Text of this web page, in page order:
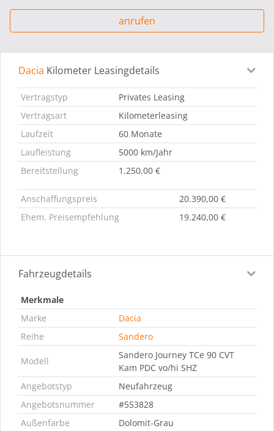
anrufen
Leasingdetails Fahrzeugdetails
Dacia Kilometer Leasingdetails
Vertragstyp
Privates Leasing
Vertragsart
Kilometerleasing
Laufzeit
60 Monate
Laufleistung
5000 km/Jahr
Bereitstellung
1.250,00 €
Anschaffungspreis
20.390,00 €
Ehem. Preisempfehlung
19.240,00 €
Fahrzeugdetails
Merkmale
Marke
Dacia
Reihe
Sandero
Modell
Sandero Journey TCe 90 CVT
Kam PDC vo/hi SHZ
Angebotstyp
Neufahrzeug
Angebotsnummer
#553828
Außenfarbe
Dolomit-Grau